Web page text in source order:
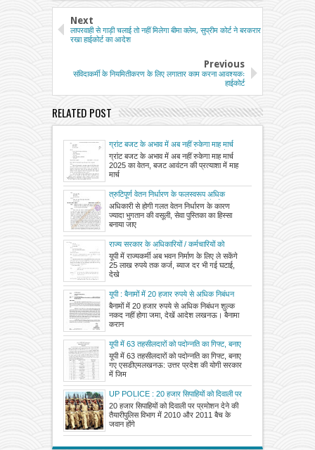
Next
लापरवाही से गाड़ी चलाई तो नहीं मिलेगा बीमा क्लेम, सुप्रीम कोर्ट ने बरकरार
रखा हाईकोर्ट का आदेश
Previous
संविदाकर्मी के नियमितीकरण के लिए लगातार काम करना आवश्यकः
हाईकोर्ट
RELATED POST
ग्रांट बजट के अभाव में अब नहीं रुकेगा माह मार्च
2025 का वेतन, बजट आवंटन की प्रत्याशा में माह
मार्च 2025 के भुगतान का आदेश जारी
ग्रांट बजट के अभाव में अब नहीं रुकेगा माह मार्च
2025 का वेतन, बजट आवंटन की प्रत्याशा में माह
मार्च
त्रुटिपूर्ण वेतन निर्धारण के फलस्वरूप अधिक
भुगतान की वसूली में आ रही कठिनाइयों के निवारण
हेतु विभिन्न श्रेणी के कार्मिकों के वेतन निर्धारण एवं
अन्य देयों के भुगतान हेतु दिशा-निर्देश जारी
अधिकारी से होगी गलत वेतन निर्धारण के कारण
ज्यादा भुगतान की वसूली, सेवा पुस्तिका का हिस्सा
बनाया जाए
राज्य सरकार के अधिकारियों / कर्मचारियों को
अनुमन्य भवन निर्माण / क्रय एवं भवन मरम्मत /
विस्तार अग्रिम की धनराशियों का संशोधन
यूपी में राज्यकर्मी अब भवन निर्माण के लिए ले सकेंगे
25 लाख रुपये तक कर्ज, ब्याज दर भी गई घटाई,
देखे
यूपी : बैनामों में 20 हजार रुपये से अधिक निबंधन
शुल्क नकद नहीं होगा जमा, देखें आदेश
बैनामों में 20 हजार रुपये से अधिक निबंधन शुल्क
नकद नहीं होगा जमा, देखें आदेश लखनऊ। बैनामा
करान
यूपी में 63 तहसीलदारों को पदोन्नति का गिफ्ट, बनाए
गए एसडीएम
यूपी में 63 तहसीलदारों को पदोन्नति का गिफ्ट, बनाए
गए एसडीएमलखनऊ: उत्तर प्रदेश की योगी सरकार
में जिम
UP POLICE : 20 हजार सिपाहियों को दिवाली पर
प्रमोशन देने की तैयारी, पुलिस विभाग में 2010 और
2011 बैच के जवान होंगे पदोन्नत
20 हजार सिपाहियों को दिवाली पर प्रमोशन देने की
तैयारीपुलिस विभाग में 2010 और 2011 बैच के
जवान होंगे